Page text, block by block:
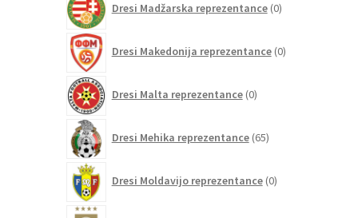
Dresi Madžarska reprezentance 0izdelkov
Dresi Makedonija reprezentance 0izdelkov
Dresi Malta reprezentance 0izdelkov
Dresi Mehika reprezentance 65izdelkov
Dresi Moldavijo reprezentance 0izdelkov